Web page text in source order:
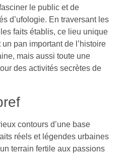
le public et de
d’ufologie. En traversant les
faits établis, ce lieu unique
pan important de l’histoire
mais aussi toute une
des activités secrètes de
contours d’une base
réels et légendes urbaines
terrain fertile aux passions